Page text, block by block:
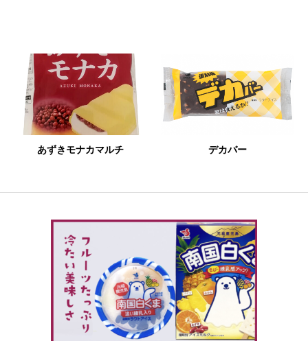
あずきモナカマルチ デカバー